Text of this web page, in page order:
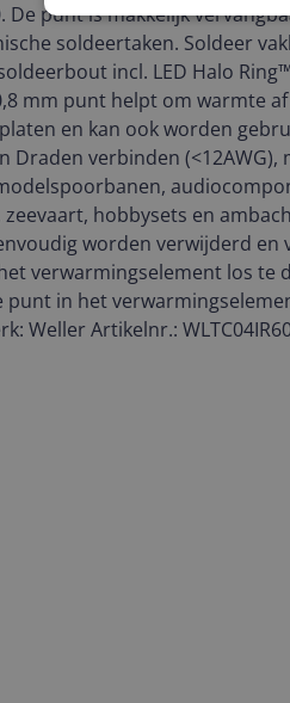
De punt is makkelijk
soldeertaken. Soldeer
incl. LED Halo
mm punt helpt om warmte
en kan ook worden
Draden verbinden (<12AWG),
hobbysets en
worden verwijderd en
verwarmingselement los te
punt in het
Weller Artikelnr.: